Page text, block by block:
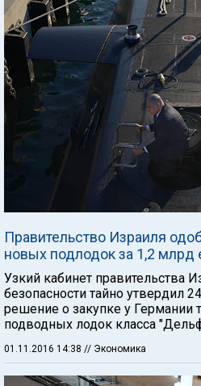
Правительство Израиля
новых подлодок за 1,2 млрд
Узкий кабинет правительства
безопасности тайно утвердил
решение о закупке у Германии
подводных лодок класса
01.11.2016 14:38 // Экономика